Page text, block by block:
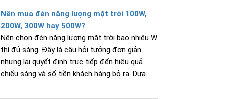
Nên mua đèn năng lượng mặt trời 100W,
200W, 300W hay 500W?
Nên chọn đèn năng lượng mặt trời bao nhiêu W
thì đủ sáng. Đây là câu hỏi tưởng đơn giản
nhưng lại quyết định trực tiếp đến hiệu quả
chiếu sáng và số tiền khách hàng bỏ ra. Dựa...